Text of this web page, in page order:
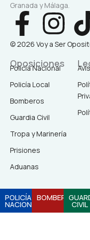
Granada y Málaga.
F
a
c
e
b
o
o
k
-
I
n
s
a
g
a
m
i
© 2026 Voy a Ser
Oposiciones
Policía Nacional
Policía Local
Bomberos
Guardia Civil
Tropa y Marinería
Prisiones
Aduanas
POLICÍA
NACIONAL
BOMBEROS
CIVIL